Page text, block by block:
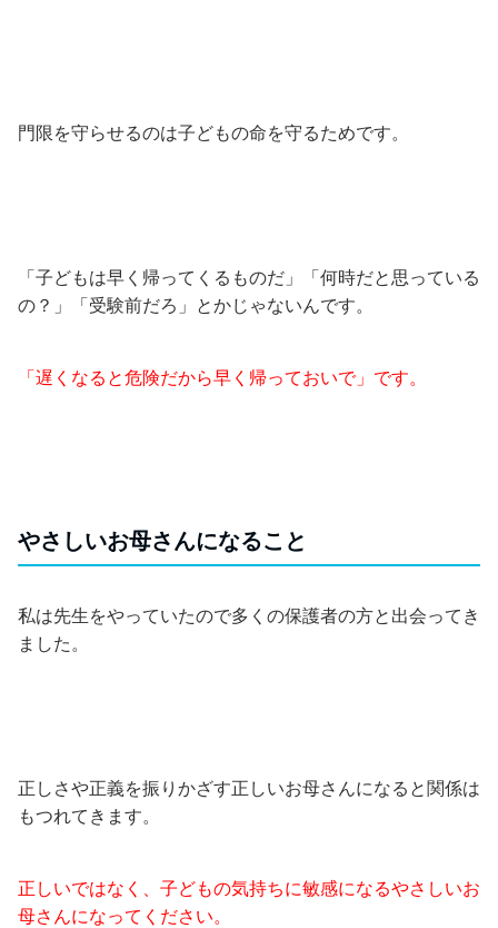
門限を守らせるのは子どもの命を守るためです。
「子どもは早く帰ってくるものだ」「何時だと思っている
の？」「受験前だろ」とかじゃないんです。
「遅くなると危険だから早く帰っておいで」です。
やさしいお母さんになること
私は先生をやっていたので多くの保護者の方と出会ってき
ました。
正しさや正義を振りかざす正しいお母さんになると関係は
もつれてきます。
正しいではなく、子どもの気持ちに敏感になるやさしいお
母さんになってください。